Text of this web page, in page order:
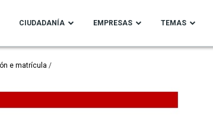
CIUDADANÍA EMPRESAS TEMAS
e matrícula